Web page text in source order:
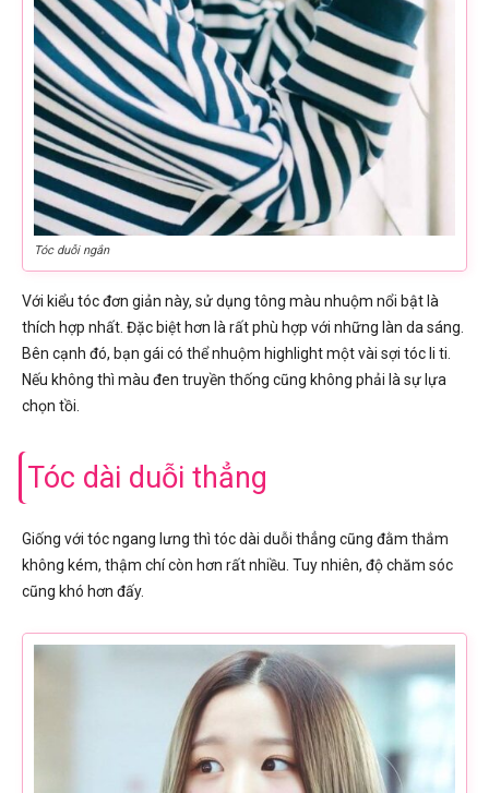
Tóc duỗi ngắn
Với kiểu tóc đơn giản này, sử dụng tông màu nhuộm nổi bật là
thích hợp nhất. Đặc biệt hơn là rất phù hợp với những làn da sáng.
Bên cạnh đó, bạn gái có thể nhuộm highlight một vài sợi tóc li ti.
Nếu không thì màu đen truyền thống cũng không phải là sự lựa
chọn tồi.
Tóc dài duỗi thẳng
Giống với tóc ngang lưng thì tóc dài duỗi thẳng cũng đằm thắm
không kém, thậm chí còn hơn rất nhiều. Tuy nhiên, độ chăm sóc
cũng khó hơn đấy.